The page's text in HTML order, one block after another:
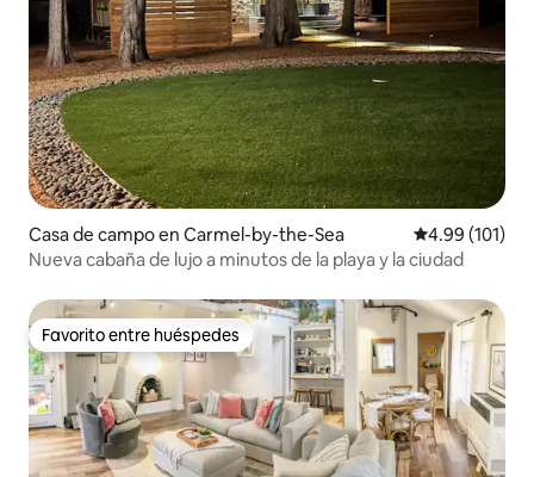
Casa de campo en Carmel-by-the-Sea Calificación
4.99 (101)
Nueva cabaña de lujo a minutos de la playa y la ciudad
Favorito entre huéspedes
Favorito entre huéspedes